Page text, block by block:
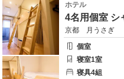
ホテル
4名用個室 シ
京都 月うさぎ
個室
寝室1室
寝具4組